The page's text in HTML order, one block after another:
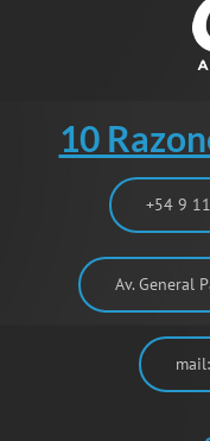
10
+54 9
Av. General